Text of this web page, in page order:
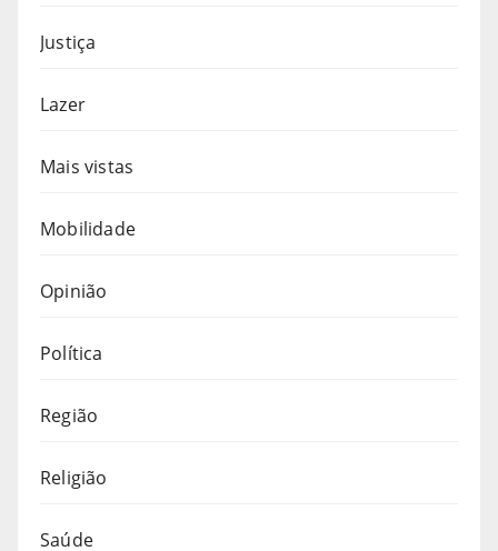
Justiça
Lazer
Mais vistas
Mobilidade
Opinião
Política
Região
Religião
Saúde